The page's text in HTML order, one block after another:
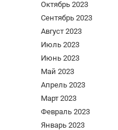
Октябрь 2023
Сентябрь 2023
Август 2023
Июль 2023
Июнь 2023
Май 2023
Апрель 2023
Март 2023
Февраль 2023
Январь 2023